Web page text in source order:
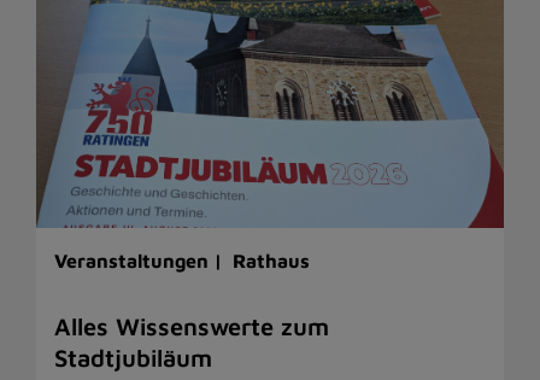
Veranstaltungen | Rathaus
Alles Wissenswerte zum
Stadtjubiläum